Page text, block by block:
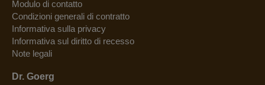
Modulo di contatto
Condizioni generali di contratto
Informativa sulla privacy
Informativa sul diritto di recesso
Note legali
Dr. Goerg